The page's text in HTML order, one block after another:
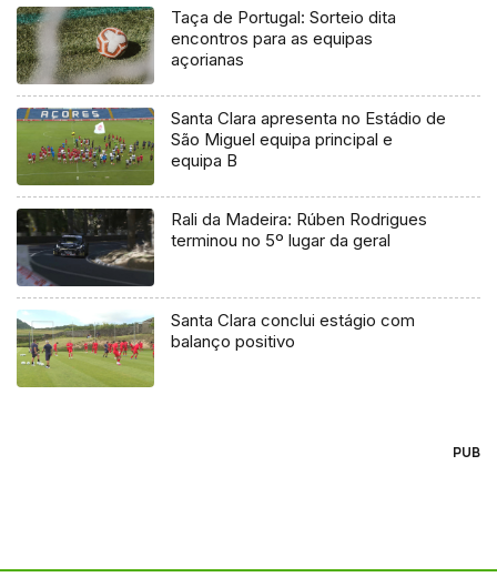
Taça de Portugal: Sorteio dita
encontros para as equipas
açorianas
Santa Clara apresenta no Estádio de
São Miguel equipa principal e
equipa B
Rali da Madeira: Rúben Rodrigues
terminou no 5º lugar da geral
Santa Clara conclui estágio com
balanço positivo
PUB